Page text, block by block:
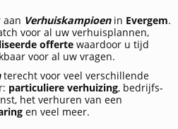
aan Verhuiskampioen in Evergem.
voor al uw verhuisplannen,
offerte waardoor u tijd
voor al uw vragen.
terecht voor veel verschillende
particuliere verhuizing, bedrijfs-
het verhuren van een
en veel meer.